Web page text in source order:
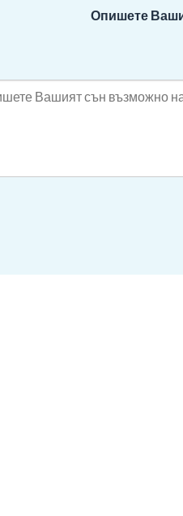
Опишете